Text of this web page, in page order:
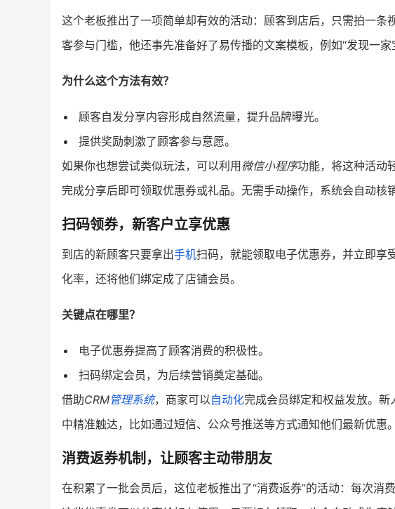
这个老板推出了一项简单却有效的活动：顾客到店后，只需拍一条
客参与门槛，他还事先准备好了易传播的文案模板，例如“发现一家
为什么这个方法有效？
顾客自发分享内容形成自然流量，提升品牌曝光。
提供奖励刺激了顾客参与意愿。
如果你也想尝试类似玩法，可以利用 微信小程序功能，将这种活动
完成分享后即可领取优惠券或礼品。无需手动操作，系统会自动核
扫码领券，新客户立享优惠
到店的新顾客只要拿出手机扫码，就能领取电子优惠券，并立即享
化率，还将他们绑定成了店铺会员。
关键点在哪里？
电子优惠券提高了顾客消费的积极性。
扫码绑定会员，为后续营销奠定基础。
借助CRM管理系统，商家可以自动化完成会员绑定和权益发放。
中精准触达，比如通过短信、公众号推送等方式通知他们最新优惠
消费返券机制，让顾客主动带朋友
在积累了一批会员后，这位老板推出了“消费返券”的活动：每次